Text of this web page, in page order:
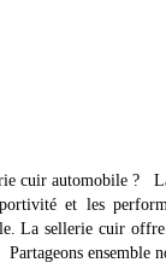
cuir automobile ?
et les
La sellerie cuir
ensemble